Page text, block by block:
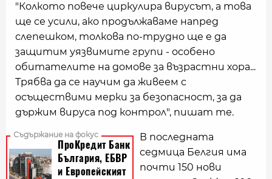
"Колкото повече циркулира вирусът, а това
ще се усили, ако продължаваме напред
слепешком, толкова по-трудно ще е да
защитим уязвимите групи - особено
обитателите на домове за възрастни хора...
Трябва да се научим да живеем с
осъществими мерки за безопасност, за да
държим вируса под контрол", пишат те.
В последната
седмица Белгия има
почти 150 нови